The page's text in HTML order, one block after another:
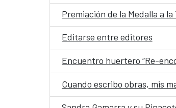
Premiación de la Medalla a
Editarse entre editores
Encuentro huertero “Re-
Cuando escribo obras, mis